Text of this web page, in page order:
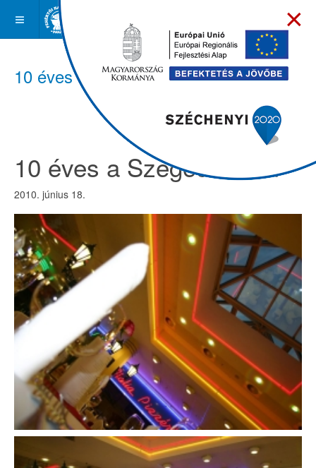
10 éves a Szeged Plaza
10 éves a Szeged Plaza
2010. június 18.
×